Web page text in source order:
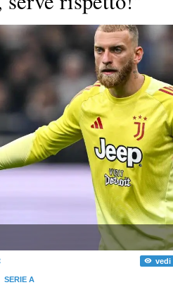
vedi
SERIE A